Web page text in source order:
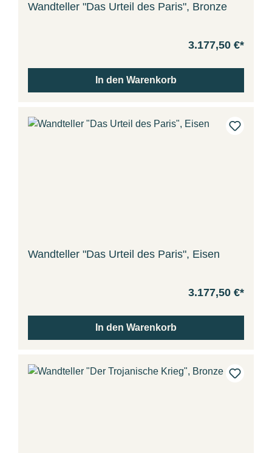
Wandteller "Das Urteil des Paris", Bronze
3.177,50 €*
In den Warenkorb
Wandteller "Das Urteil des Paris", Eisen
3.177,50 €*
In den Warenkorb